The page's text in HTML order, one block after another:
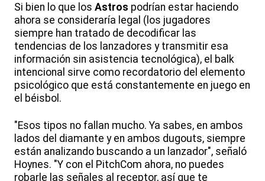
Si bien lo que los Astros podrían estar haciendo
ahora se consideraría legal (los jugadores
siempre han tratado de decodificar las
tendencias de los lanzadores y transmitir esa
información sin asistencia tecnológica), el balk
intencional sirve como recordatorio del elemento
psicológico que está constantemente en juego en
el béisbol.
"Esos tipos no fallan mucho. Ya sabes, en ambos
lados del diamante y en ambos dugouts, siempre
están analizando buscando a un lanzador", señaló
Hoynes. "Y con el PitchCom ahora, no puedes
robarle las señales al receptor, así que te